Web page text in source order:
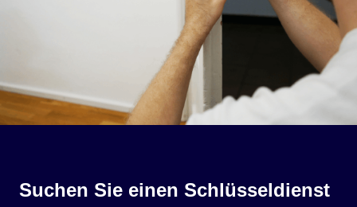
Suchen Sie einen Schlüsseldienst